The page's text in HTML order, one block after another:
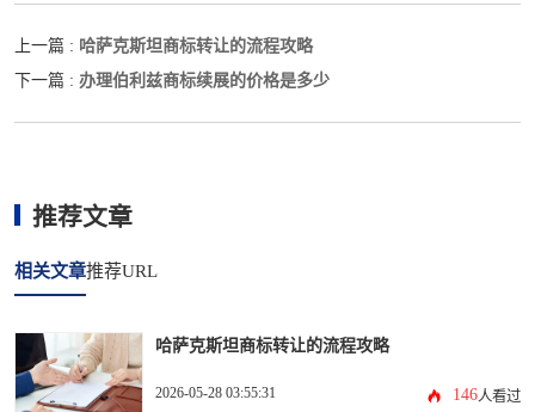
上一篇 : 哈萨克斯坦商标转让的流程攻略
下一篇 : 办理伯利兹商标续展的价格是多少
推荐文章
相关文章推荐URL
哈萨克斯坦商标转让的流程攻略
2026-05-28 03:55:31 146人看过